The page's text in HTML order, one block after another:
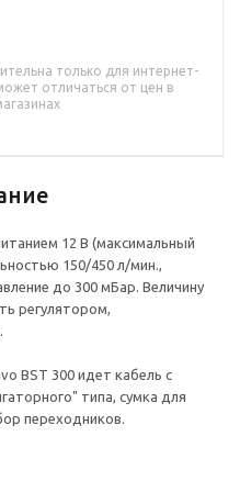
только для интернет-
отличаться от цен в
12 В (максимальный
150/450 л/мин.,
до 300 мБар. Величину
регулятором,
BST 300 идет кабель с
типа, сумка для
переходников.